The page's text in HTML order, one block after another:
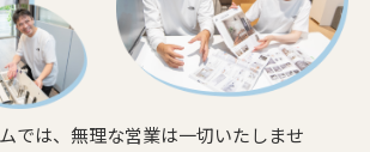
では、無理な営業は一切いたしませ